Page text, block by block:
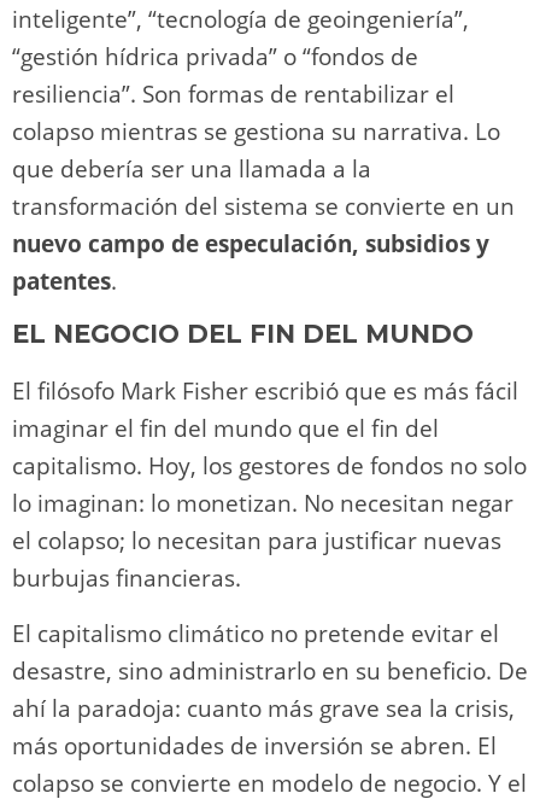
inteligente”, “tecnología de geoingeniería”,
“gestión hídrica privada” o “fondos de
resiliencia”. Son formas de rentabilizar el
colapso mientras se gestiona su narrativa. Lo
que debería ser una llamada a la
transformación del sistema se convierte en un
nuevo campo de especulación, subsidios y
patentes.
EL NEGOCIO DEL FIN DEL MUNDO
El filósofo Mark Fisher escribió que es más fácil
imaginar el fin del mundo que el fin del
capitalismo. Hoy, los gestores de fondos no solo
lo imaginan: lo monetizan. No necesitan negar
el colapso; lo necesitan para justificar nuevas
burbujas financieras.
El capitalismo climático no pretende evitar el
desastre, sino administrarlo en su beneficio. De
ahí la paradoja: cuanto más grave sea la crisis,
más oportunidades de inversión se abren. El
colapso se convierte en modelo de negocio. Y el